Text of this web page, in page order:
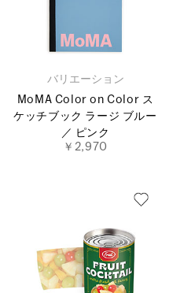
バリエーション
MoMA Color on Color ス
ケッチブック ラージ ブルー
／ ピンク
￥2,970